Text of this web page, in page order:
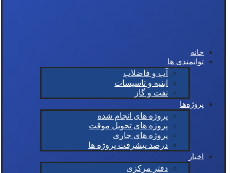
خانه
توانمندی ها
آب و فاضلاب
ابنیه و تاسیسات
نفت و گاز
پروژه‌ها
پروژه های انجام شده
پروژه های تحویل موقت
پروژه های جاری
درصد پیشرفت پروژه ها
اخبار
دفتر مرکزی